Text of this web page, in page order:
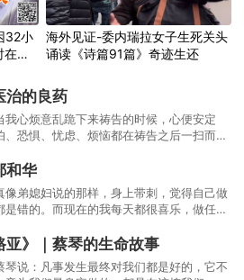
32小
微
海外见证-委内瑞拉女子生死关头
诵读《诗篇91篇》奇迹生还
治的良药
心烦意乱跪下来祷告的时候，心便安定
、恐惧、忧虑、烦恼都在祷告之后一扫而
这样，一次又一次的软弱，一次又一次靠
和华
弟媳妇说的那样，身上带刺，觉得自己做
错的。而现在的我每天都很喜乐，做任何
恩。
亚》｜蔡琴的生命故事
说：凡事发生最终对我们都是好的，它不